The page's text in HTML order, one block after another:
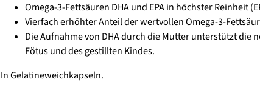
Omega-3-Fettsäuren DHA und EPA in höchster Reinheit
Vierfach erhöhter Anteil der wertvollen Omega-3-
Die Aufnahme von DHA durch die Mutter unterstützt die
Fötus und des gestillten Kindes.
In Gelatineweichkapseln.